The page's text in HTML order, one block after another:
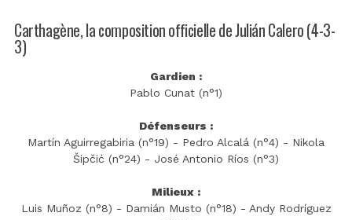
Carthagène, la composition officielle de Julián Calero (4-3-
3)
Gardien :
Pablo Cunat (n°1)
Défenseurs :
Martín Aguirregabiria (n°19) - Pedro Alcalá (n°4) - Nikola
Šipčić (n°24) - José Antonio Ríos (n°3)
Milieux :
Luis Muñoz (n°8) - Damián Musto (n°18) - Andy Rodríguez